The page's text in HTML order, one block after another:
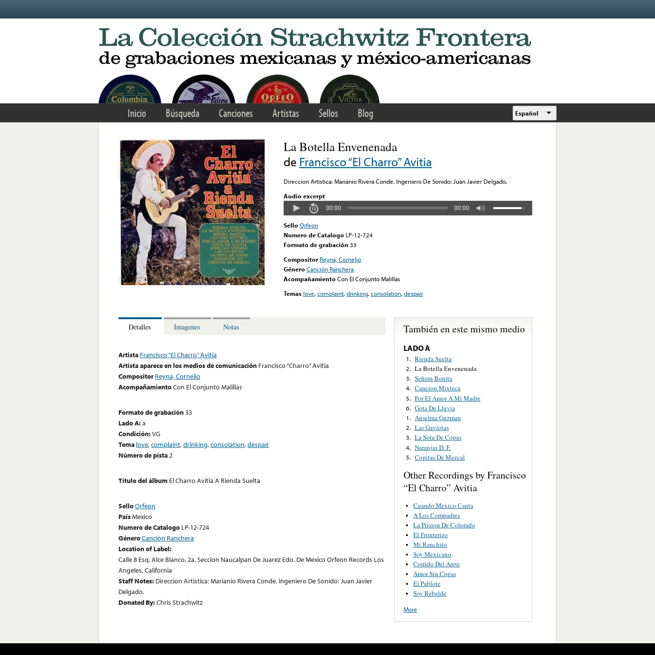
Inicio Búsqueda Canciones Artistas Sellos Blog Español
La Botella Envenenada
de Francisco “El Charro” Avitia
Direccion Artistica: Marianio Rivera Conde. Ingeniero De Sonido: Juan Javier Delgado.
Audio excerpt
00:00 00:00
Sello Orfeon
Numero de Catalogo LP-12-724
Formato de grabación 33
Compositor Reyna, Cornelio
Género Canción Ranchera
Acompañamiento Con El Conjunto Malillas
Temas love,complaint,drinking,consolation,despair
Detalles Imagenes Notas
Artista Francisco “El Charro” Avitia
Artista aparece en los medios de comunicación Francisco “Charro” Avitia
Compositor Reyna, Cornelio
AcompañamientoCon El Conjunto Malillas
Formato de grabación33
Lado A:a
Condición:VG
Tema love,complaint,drinking,consolation,despair
Número de pista2
Título del álbum El Charro Avitia A Rienda Suelta
SelloOrfeon
PaísMexico
Numero de Catalogo LP-12-724
GéneroCanción Ranchera
Location of Label:
Calle 8 Esq. Alce Blanco, 2a. Seccion Naucalpan De Juarez Edo. De Mexico Orfeon Records Los
Angeles, California
Staff Notes: Direccion Artistica: Marianio Rivera Conde. Ingeniero De Sonido: Juan Javier
Delgado.
Donated By:Chris Strachwitz
También en este mismo medio
LADO A
1. Rienda Suelta
2. La Botella Envenenada
3. Señora Bonita
4. Cancion Mixteca
5. Por El Amor A Mi Madre
6. Gota De Lluvia
1. Anselma Guzman
2. Las Gaviotas
3. La Sota De Copas
4. Naranjas D. F.
5. Copitas De Mezcal
Other Recordings by Francisco
“El Charro” Avitia
Cuando Mexico Canta
A Los Compadres
La Prision De Colorado
El Fronterizo
Mi Ranchito
Soy Mexicano
Corrido Del Arete
Amor Sin Copas
El Pablote
Soy Rebelde
More